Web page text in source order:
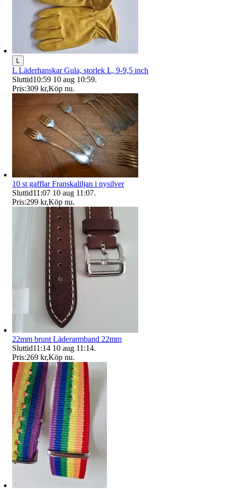
L Läderhanskar Gula, storlek L, 9-9,5 inch
Sluttid10:59 10 aug 10:59.
Pris:309 kr,Köp nu.
10 st gafflar Franskaliljan i nysilver
Sluttid11:07 10 aug 11:07.
Pris:299 kr,Köp nu.
22mm brunt Läderarmband 22mm
Sluttid11:14 10 aug 11:14.
Pris:269 kr,Köp nu.